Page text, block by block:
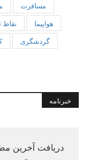
مسافرت
نقاط
هواپیما
گردشگری
خبرنامه
دریافت آخرین